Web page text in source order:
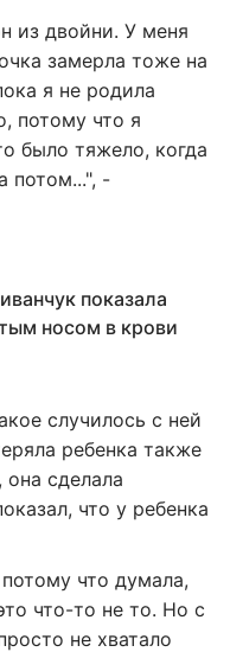
из двойни. У меня
замерла тоже на
я не родила
потому что я
было тяжело, когда
потом...", -
показала
носом в крови
случилось с ней
ребенка также
она сделала
что у ребенка
что думала,
что-то не то. Но с
не хватало